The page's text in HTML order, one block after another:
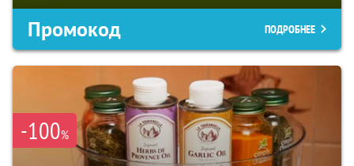
Промокод ПОДРОБНЕЕ
-100%